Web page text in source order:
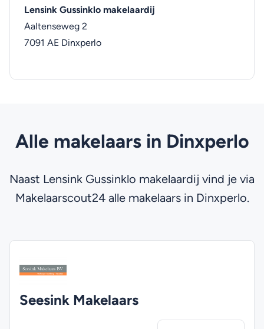
Lensink Gussinklo makelaardij
Aaltenseweg 2
7091 AE Dinxperlo
Alle makelaars in Dinxperlo
Naast Lensink Gussinklo makelaardij vind je via
Makelaarscout24 alle makelaars in Dinxperlo.
Seesink Makelaars